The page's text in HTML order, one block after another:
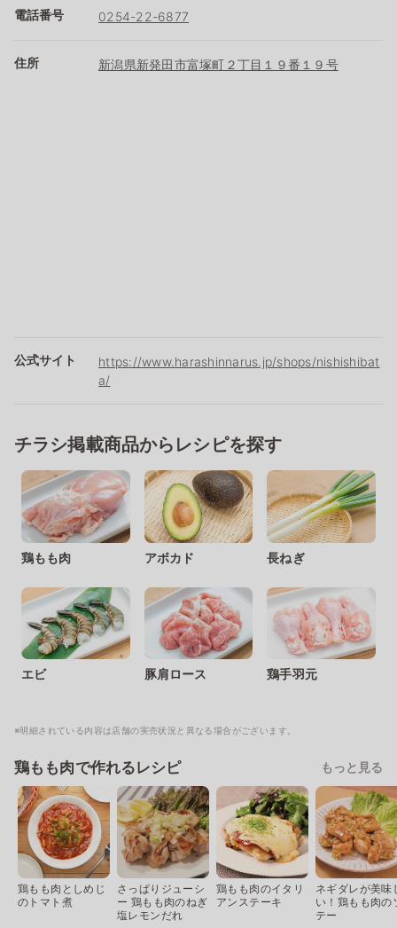
電話番号 0254-22-6877
住所 新潟県新発田市富塚町２丁目１９番１９号
公式サイト
https://www.harashinnarus.jp/shops/nishishibat
a/
チラシ掲載商品からレシピを探す
鶏もも肉 アボカド 長ねぎ
エビ 豚肩ロース 鶏手羽元
※明細されている内容は店舗の実売状況と異なる場合がございます。
鶏もも肉で作れるレシピ もっと見る
鶏もも肉としめじ
のトマト煮
さっぱりジューシ
ー 鶏もも肉のねぎ
塩レモンだれ
鶏もも肉のイタリ
アンステーキ
ネギダレが美味
い！鶏もも肉の
テー